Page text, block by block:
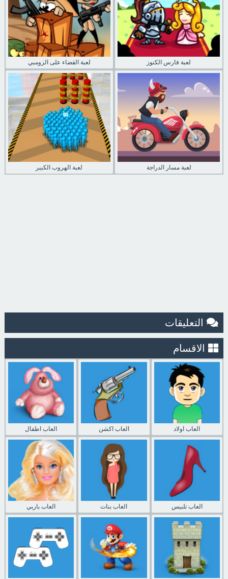
لعبة القضاء على الزومبي لعبة فارس الكنوز
لعبة الهروب الكبير لعبة مسار الدراجة
التعليقات
الاقسام
العاب اطفال العاب اكشن العاب اولاد
العاب باربي العاب بنات العاب تلبيس